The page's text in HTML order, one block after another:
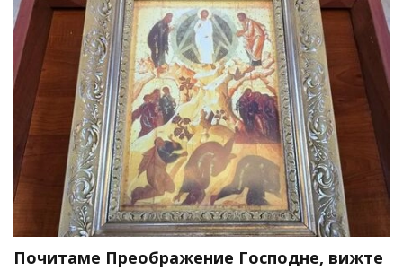
Почитаме Преображение Господне, вижте